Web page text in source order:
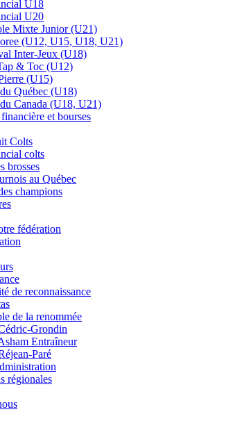
U18
U20
Mixte Junior (U21)
(U12, U15, U18, U21)
Inter-Jeux (U18)
& Toc (U12)
(U15)
Québec (U18)
Canada (U18, U21)
et bourses
Colts
colts
brosses
au Québec
champions
fédération
de reconnaissance
de la renommée
Grondin
Entraîneur
Paré
régionales